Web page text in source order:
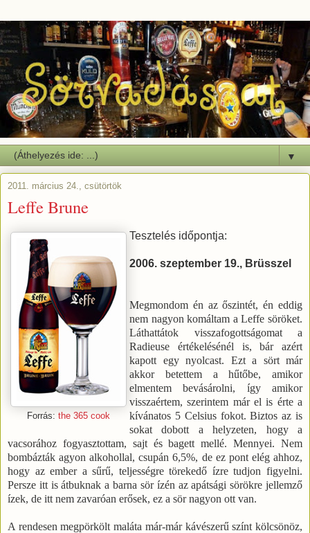
▼
2011. március 24., csütörtök
Leffe Brune
Forrás: the 365 cook
Tesztelés időpontja:
2006. szeptember 19., Brüsszel
Megmondom én az őszintét, én eddig
nem nagyon komáltam a Leffe söröket.
Láthattátok visszafogottságomat a
Radieuse értékelésénél is, bár azért
kapott egy nyolcast. Ezt a sört már
akkor betettem a hűtőbe, amikor
elmentem bevásárolni, így amikor
visszaértem, szerintem már el is érte a
kívánatos 5 Celsiusfokot. Biztos az is
sokat dobott a helyzeten, hogy a
vacsorához fogyasztottam, sajt és bagett mellé. Mennyei. Nem
bombázták agyon alkohollal, csupán 6,5%, de ez pont elég ahhoz,
hogy az ember a sűrű, teljességre törekedő ízre tudjon figyelni.
Persze itt is átbuknak a barna sör ízén az apátsági sörökre jellemző
ízek, de itt nem zavaróan erősek, ez a sör nagyon ott van.
A rendesen megpörkölt maláta már-már kávészerű színt kölcsönöz,